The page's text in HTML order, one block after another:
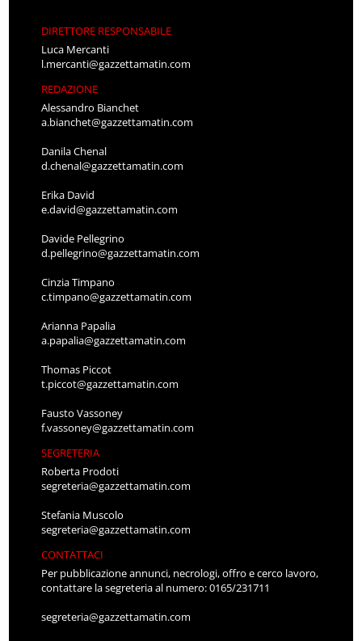
DIRETTORE RESPONSABILE
Luca Mercanti
l.mercanti@gazzettamatin.com
REDAZIONE
Alessandro Bianchet
a.bianchet@gazzettamatin.com
Danila Chenal
d.chenal@gazzettamatin.com
Erika David
e.david@gazzettamatin.com
Davide Pellegrino
d.pellegrino@gazzettamatin.com
Cinzia Timpano
c.timpano@gazzettamatin.com
Arianna Papalia
a.papalia@gazzettamatin.com
Thomas Piccot
t.piccot@gazzettamatin.com
Fausto Vassoney
f.vassoney@gazzettamatin.com
SEGRETERIA
Roberta Prodoti
segreteria@gazzettamatin.com
Stefania Muscolo
segreteria@gazzettamatin.com
CONTATTACI
Per pubblicazione annunci, necrologi, offro e cerco lavoro,
contattare la segreteria al numero: 0165/231711
segreteria@gazzettamatin.com